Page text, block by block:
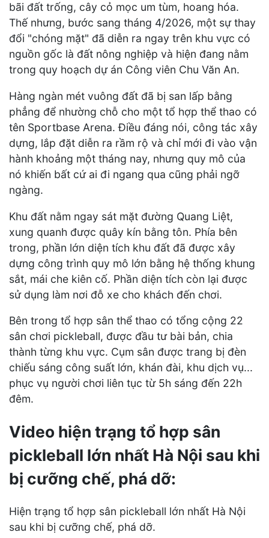
bãi đất trống, cây cỏ mọc um tùm, hoang hóa.
Thế nhưng, bước sang tháng 4/2026, một sự thay
đổi "chóng mặt" đã diễn ra ngay trên khu vực có
nguồn gốc là đất nông nghiệp và hiện đang nằm
trong quy hoạch dự án Công viên Chu Văn An.
Hàng ngàn mét vuông đất đã bị san lấp bằng
phẳng để nhường chỗ cho một tổ hợp thể thao có
tên Sportbase Arena. Điều đáng nói, công tác xây
dựng, lắp đặt diễn ra rầm rộ và chỉ mới đi vào vận
hành khoảng một tháng nay, nhưng quy mô của
nó khiến bất cứ ai đi ngang qua cũng phải ngỡ
ngàng.
Khu đất nằm ngay sát mặt đường Quang Liệt,
xung quanh được quây kín bằng tôn. Phía bên
trong, phần lớn diện tích khu đất đã được xây
dựng công trình quy mô lớn bằng hệ thống khung
sắt, mái che kiên cố. Phần diện tích còn lại được
sử dụng làm nơi đỗ xe cho khách đến chơi.
Bên trong tổ hợp sân thể thao có tổng cộng 22
sân chơi pickleball, được đầu tư bài bản, chia
thành từng khu vực. Cụm sân được trang bị đèn
chiếu sáng công suất lớn, khán đài, khu dịch vụ...
phục vụ người chơi liên tục từ 5h sáng đến 22h
đêm.
Video hiện trạng tổ hợp sân
pickleball lớn nhất Hà Nội sau khi
bị cưỡng chế, phá dỡ:
Hiện trạng tổ hợp sân pickleball lớn nhất Hà Nội
sau khi bị cưỡng chế, phá dỡ.